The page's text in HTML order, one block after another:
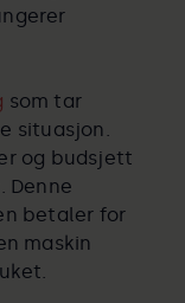
som tar
situasjon.
og budsjett
Denne
betaler for
maskin